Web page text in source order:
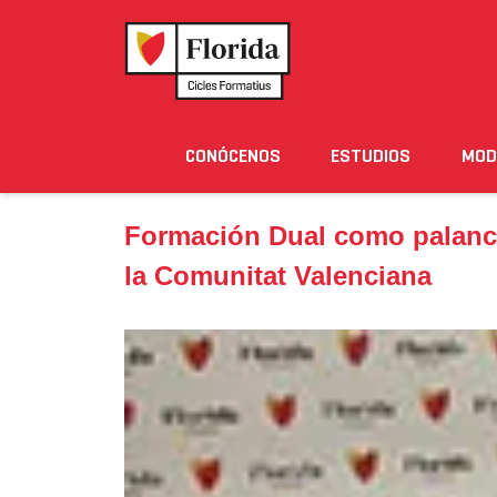
Noticias Eventos Blog Solicita
CONÓCENOS ESTUDIOS
Formación Dual como
la Comunitat Valenciana